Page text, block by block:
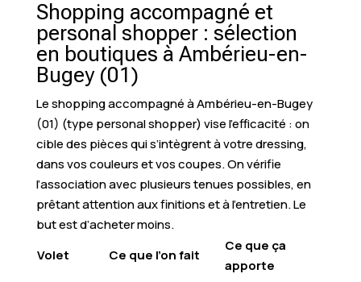
Shopping accompagné et
personal shopper : sélection
en boutiques à Ambérieu-en-
Bugey (01)
Le shopping accompagné à Ambérieu-en-Bugey
(01) (type personal shopper) vise l’efficacité : on
cible des pièces qui s’intègrent à votre dressing,
dans vos couleurs et vos coupes. On vérifie
l’association avec plusieurs tenues possibles, en
prêtant attention aux finitions et à l’entretien. Le
but est d’acheter moins.
Volet
Ce que l’on fait
Ce que ça
apporte